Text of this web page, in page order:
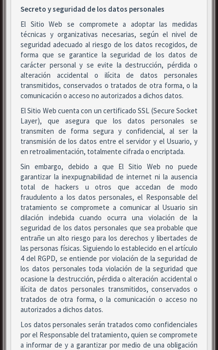
Secreto y seguridad de los datos personales
El Sitio Web se compromete a adoptar las medidas
técnicas y organizativas necesarias, según el nivel de
seguridad adecuado al riesgo de los datos recogidos, de
forma que se garantice la seguridad de los datos de
carácter personal y se evite la destrucción, pérdida o
alteración accidental o ilícita de datos personales
transmitidos, conservados o tratados de otra forma, o la
comunicación o acceso no autorizados a dichos datos.
El Sitio Web cuenta con un certificado SSL (Secure Socket
Layer), que asegura que los datos personales se
transmiten de forma segura y confidencial, al ser la
transmisión de los datos entre el servidor y el Usuario, y
en retroalimentación, totalmente cifrada o encriptada.
Sin embargo, debido a que El Sitio Web no puede
garantizar la inexpugnabilidad de internet ni la ausencia
total de hackers u otros que accedan de modo
fraudulento a los datos personales, el Responsable del
tratamiento se compromete a comunicar al Usuario sin
dilación indebida cuando ocurra una violación de la
seguridad de los datos personales que sea probable que
entrañe un alto riesgo para los derechos y libertades de
las personas físicas. Siguiendo lo establecido en el artículo
4 del RGPD, se entiende por violación de la seguridad de
los datos personales toda violación de la seguridad que
ocasione la destrucción, pérdida o alteración accidental o
ilícita de datos personales transmitidos, conservados o
tratados de otra forma, o la comunicación o acceso no
autorizados a dichos datos.
Los datos personales serán tratados como confidenciales
por el Responsable del tratamiento, quien se compromete
a informar de y a garantizar por medio de una obligación